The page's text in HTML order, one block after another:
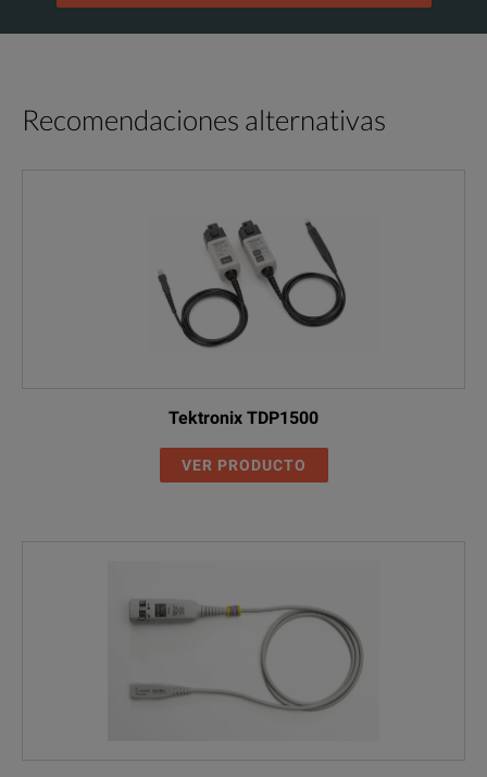
Recomendaciones alternativas
Tektronix TDP1500
VER PRODUCTO